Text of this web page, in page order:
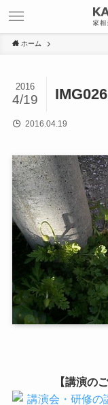
ホーム
2016
4/19
2016.04.19
【講演の